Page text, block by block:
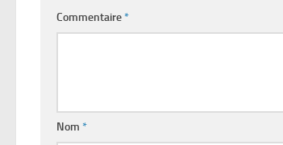
Commentaire*
Nom *